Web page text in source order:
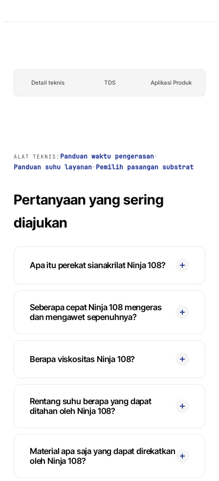
fiberglass
Detail teknis TDS Aplikasi Produk
ALAT TEKNIS: Panduan waktu pengerasan·
Panduan suhu layanan· Pemilih pasangan substrat
Pertanyaan yang sering
diajukan
Apa itu perekat sianakrilat Ninja 108?
Seberapa cepat Ninja 108 mengeras
dan mengawet sepenuhnya?
Berapa viskositas Ninja 108?
Rentang suhu berapa yang dapat
ditahan oleh Ninja 108?
Material apa saja yang dapat direkatkan
oleh Ninja 108?